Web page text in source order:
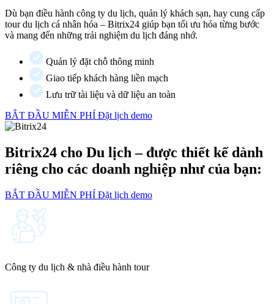
Dù bạn điều hành công ty du lịch, quản lý khách sạn, hay cung cấp
tour du lịch cá nhân hóa – Bitrix24 giúp bạn tối ưu hóa từng bước
và mang đến những trải nghiệm du lịch đáng nhớ.
Quản lý đặt chỗ thông minh
Giao tiếp khách hàng liền mạch
Lưu trữ tài liệu và dữ liệu an toàn
BẮT ĐẦU MIỄN PHÍ Đặt lịch demo
Bitrix24 cho Du lịch – được thiết kế dành
riêng cho các doanh nghiệp như của bạn:
BẮT ĐẦU MIỄN PHÍ Đặt lịch demo
Công ty du lịch & nhà điều hành tour